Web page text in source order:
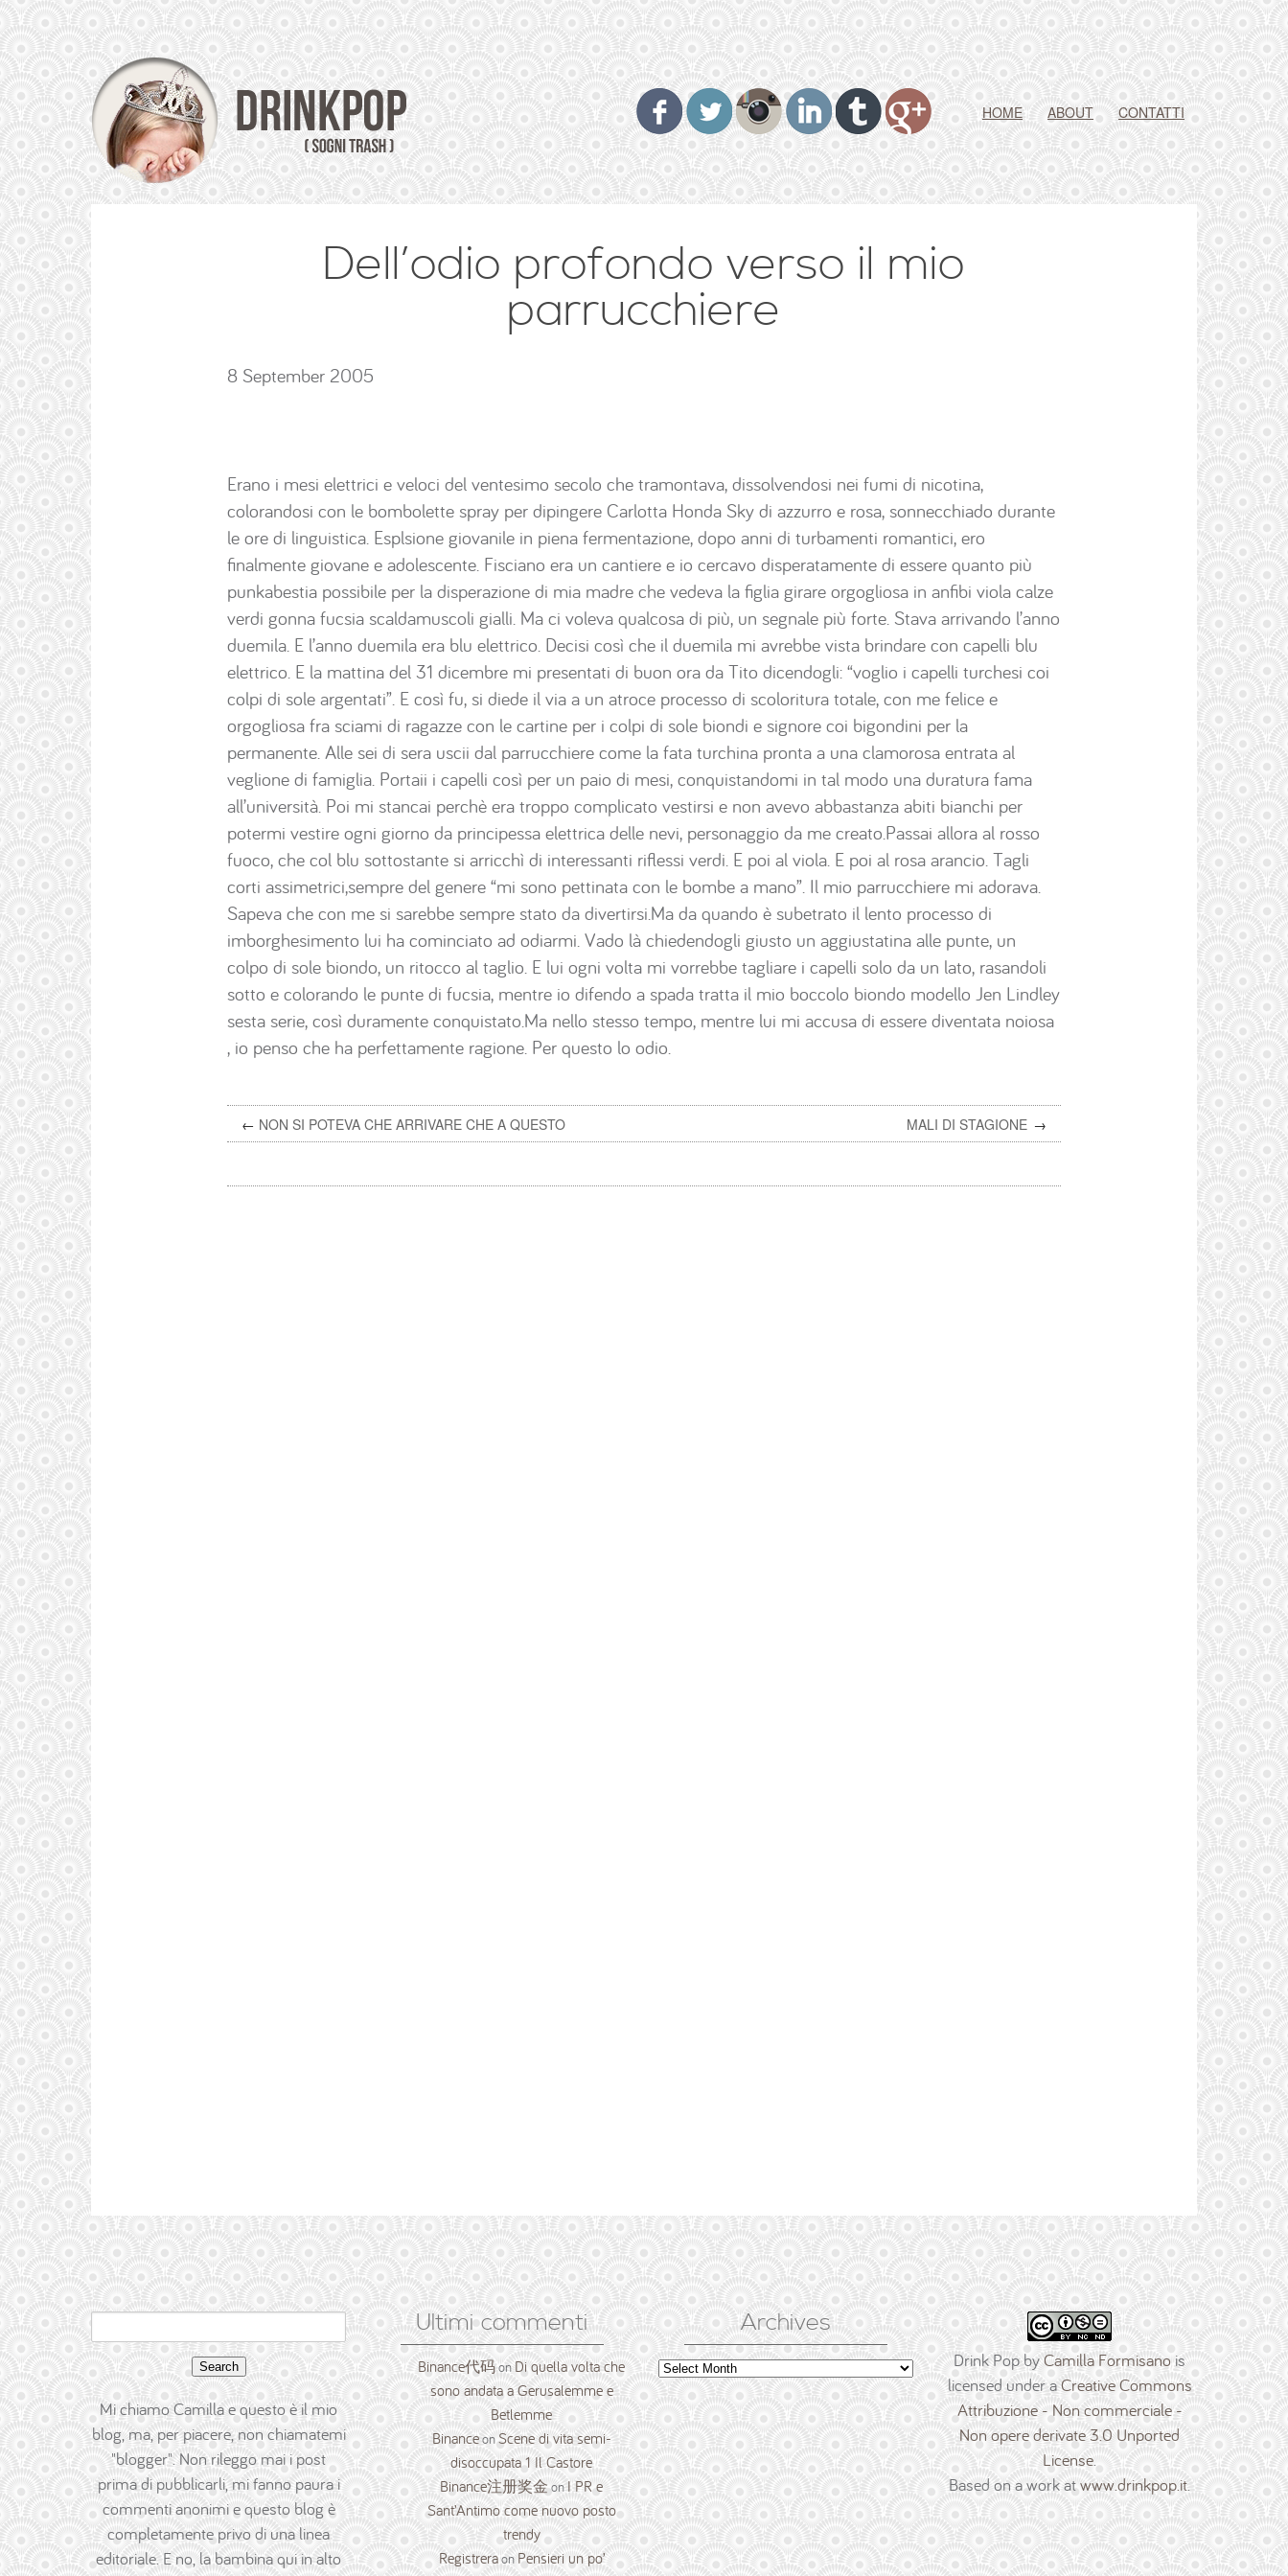
HOME ABOUT CONTATTI
Dell’odio profondo verso il mio
parrucchiere
8 September 2005
Erano i mesi elettrici e veloci del ventesimo secolo che tramontava, dissolvendosi nei fumi di nicotina,
colorandosi con le bombolette spray per dipingere Carlotta Honda Sky di azzurro e rosa, sonnecchiado durante
le ore di linguistica. Esplsione giovanile in piena fermentazione, dopo anni di turbamenti romantici, ero
finalmente giovane e adolescente. Fisciano era un cantiere e io cercavo disperatamente di essere quanto più
punkabestia possibile per la disperazione di mia madre che vedeva la figlia girare orgogliosa in anfibi viola calze
verdi gonna fucsia scaldamuscoli gialli. Ma ci voleva qualcosa di più, un segnale più forte. Stava arrivando l’anno
duemila. E l’anno duemila era blu elettrico. Decisi così che il duemila mi avrebbe vista brindare con capelli blu
elettrico. E la mattina del 31 dicembre mi presentati di buon ora da Tito dicendogli: “voglio i capelli turchesi coi
colpi di sole argentati”. E così fu, si diede il via a un atroce processo di scoloritura totale, con me felice e
orgogliosa fra sciami di ragazze con le cartine per i colpi di sole biondi e signore coi bigondini per la
permanente. Alle sei di sera uscii dal parrucchiere come la fata turchina pronta a una clamorosa entrata al
veglione di famiglia. Portaii i capelli così per un paio di mesi, conquistandomi in tal modo una duratura fama
all’università. Poi mi stancai perchè era troppo complicato vestirsi e non avevo abbastanza abiti bianchi per
potermi vestire ogni giorno da principessa elettrica delle nevi, personaggio da me creato.Passai allora al rosso
fuoco, che col blu sottostante si arricchì di interessanti riflessi verdi. E poi al viola. E poi al rosa arancio. Tagli
corti assimetrici,sempre del genere “mi sono pettinata con le bombe a mano”. Il mio parrucchiere mi adorava.
Sapeva che con me si sarebbe sempre stato da divertirsi.Ma da quando è subetrato il lento processo di
imborghesimento lui ha cominciato ad odiarmi. Vado là chiedendogli giusto un aggiustatina alle punte, un
colpo di sole biondo, un ritocco al taglio. E lui ogni volta mi vorrebbe tagliare i capelli solo da un lato, rasandoli
sotto e colorando le punte di fucsia, mentre io difendo a spada tratta il mio boccolo biondo modello Jen Lindley
sesta serie, così duramente conquistato.Ma nello stesso tempo, mentre lui mi accusa di essere diventata noiosa
, io penso che ha perfettamente ragione. Per questo lo odio.
← NON SI POTEVA CHE ARRIVARE CHE A QUESTO MALI DI STAGIONE →
for:
Mi chiamo Camilla e questo è il mio
blog, ma, per piacere, non chiamatemi
"blogger". Non rileggo mai i post
prima di pubblicarli, mi fanno paura i
commenti anonimi e questo blog è
completamente privo di una linea
editoriale. E no, la bambina qui in alto
Ultimi commenti
Binance代码onDi quella volta che
sono andata a Gerusalemme e
Betlemme
BinanceonScene di vita semi-
disoccupata 1 Il Castore
Binance注册奖金 onI PR e
Sant’Antimo come nuovo posto
trendy
RegistreraonPensieri un po’
Archives
Archives Drink PopbyCamilla Formisanois
licensed under aCreative Commons
Attribuzione - Non commerciale -
Non opere derivate 3.0 Unported
License.
Based on a work atwww.drinkpop.it.